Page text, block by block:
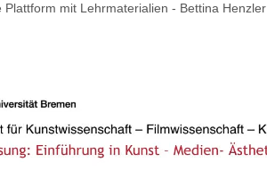
Plattform mit Lehrmaterialien - Bettina Henzler